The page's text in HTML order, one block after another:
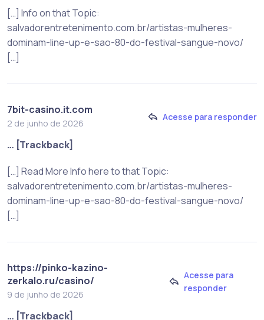
[…] Info on that Topic:
salvadorentretenimento.com.br/artistas-mulheres-
dominam-line-up-e-sao-80-do-festival-sangue-novo/
[…]
7bit-casino.it.com
2 de junho de 2026
Acesse para responder
… [Trackback]
[…] Read More Info here to that Topic:
salvadorentretenimento.com.br/artistas-mulheres-
dominam-line-up-e-sao-80-do-festival-sangue-novo/
[…]
https://pinko-kazino-
zerkalo.ru/casino/
9 de junho de 2026
Acesse para
responder
… [Trackback]